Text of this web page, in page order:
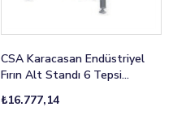
CSA Karacasan Endüstriyel
Fırın Alt Standı 6 Tepsi
₺16.777,14